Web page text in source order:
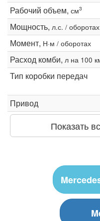
Рабочий объем, см3
Мощность, л.с. / оборотах
Момент, Н·м / оборотах
Расход комби, л на 100
Тип коробки передач
Привод
Показать